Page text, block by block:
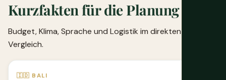
Kurzfakten für die Planung
Budget, Klima, Sprache und Logistik im direkten
Vergleich.
🇮🇩 BALI